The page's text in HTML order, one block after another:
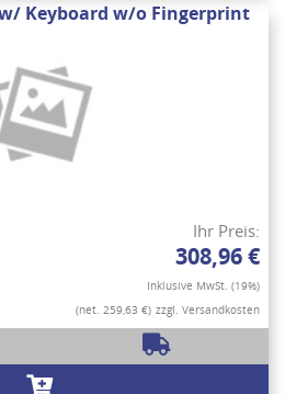
Keyboard w/o Fingerprint
Ihr Preis:
308,96 €
Inklusive MwSt. (19%)
(net. 259,63 €) zzgl. Versandkosten